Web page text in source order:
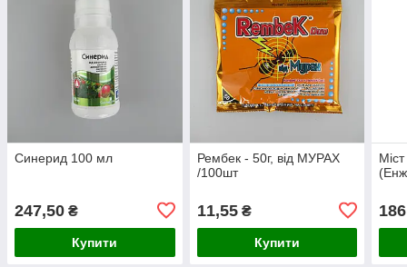
Синерид 100 мл
247,50 ₴
Купити
Рембек - 50г, від МУРАХ
/100шт
11,55₴
Купити
186